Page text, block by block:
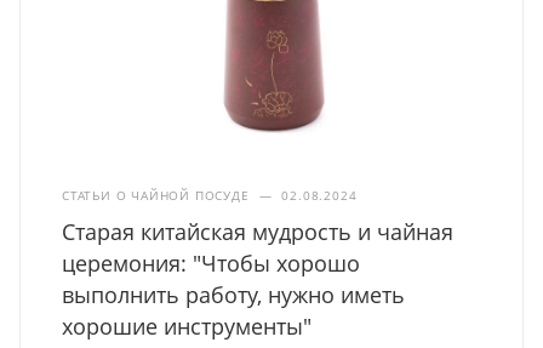
СТАТЬИ О ЧАЙНОЙ ПОСУДЕ — 02.08.2024
Старая китайская мудрость и чайная
церемония: "Чтобы хорошо
выполнить работу, нужно иметь
хорошие инструменты"